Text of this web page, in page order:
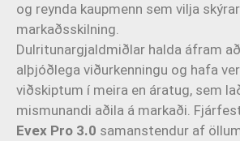
og reynda kaupmenn sem vilja
markaðsskilning.
Dulritunargjaldmiðlar halda áfram
alþjóðlega viðurkenningu og hafa
viðskiptum í meira en áratug, sem
mismunandi aðila á markaði.
Evex Pro 3.0 samanstendur af